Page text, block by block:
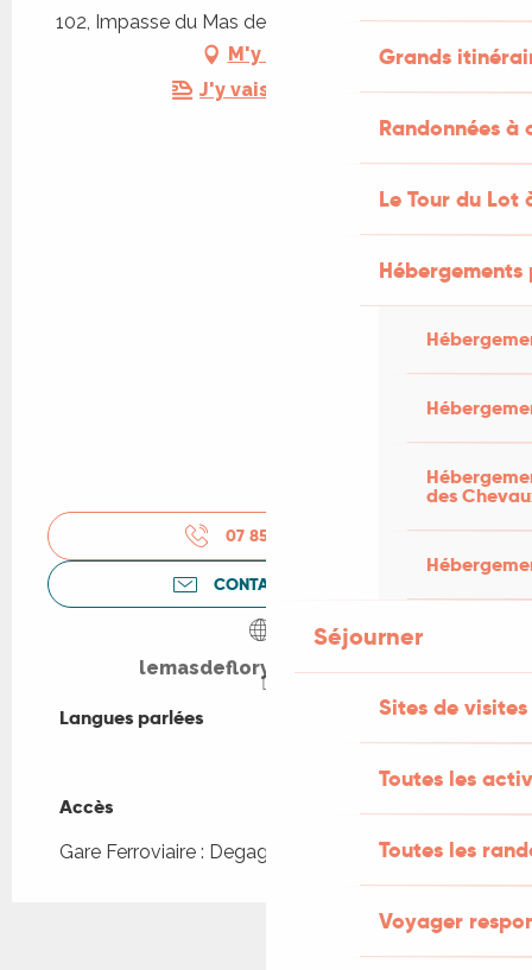
Grands
Randonnées
Le Tour du Lot
des
Séjourner
Sites de visites
Toutes les
Toutes les
Voyager
102, Impasse du Mas de Flory, 46340 Dégagnac
M'y rendre
J'y vais en train !
07 85 85 80
CONTACTEZ-NOUS
lemasdeflory.wixsite.com
Langues parlées
Langues parlées
Accès
Accès
Gare Ferroviaire : Degagnac à 4km